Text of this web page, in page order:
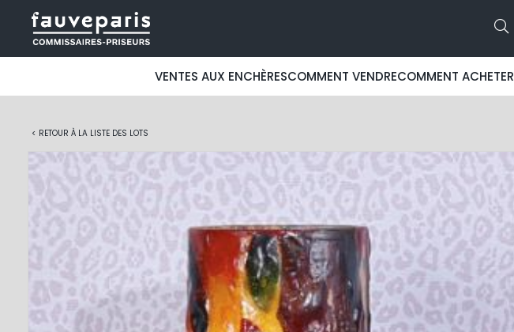
VENTES AUX ENCHÈRESCOMMENT VENDRECOMMENT ACHETER
< RETOUR À LA LISTE DES LOTS